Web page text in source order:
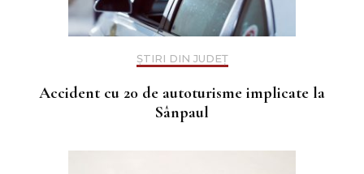
ȘTIRI DIN JUDEȚ
Accident cu 20 de autoturisme implicate la
Sânpaul